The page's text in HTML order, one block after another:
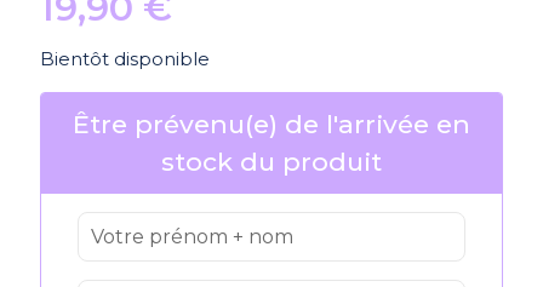
Bientôt disponible
Être prévenu(e) de l'arrivée en
stock du produit